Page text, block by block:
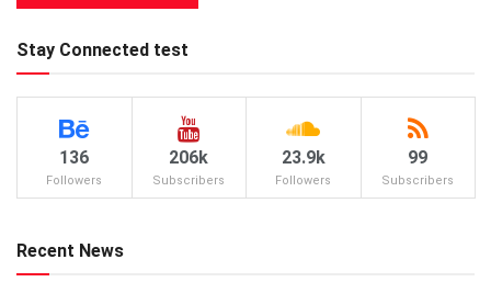
Stay Connected test
136
Followers
206k
Subscribers
23.9k
Followers
99
Subscribers
Recent News